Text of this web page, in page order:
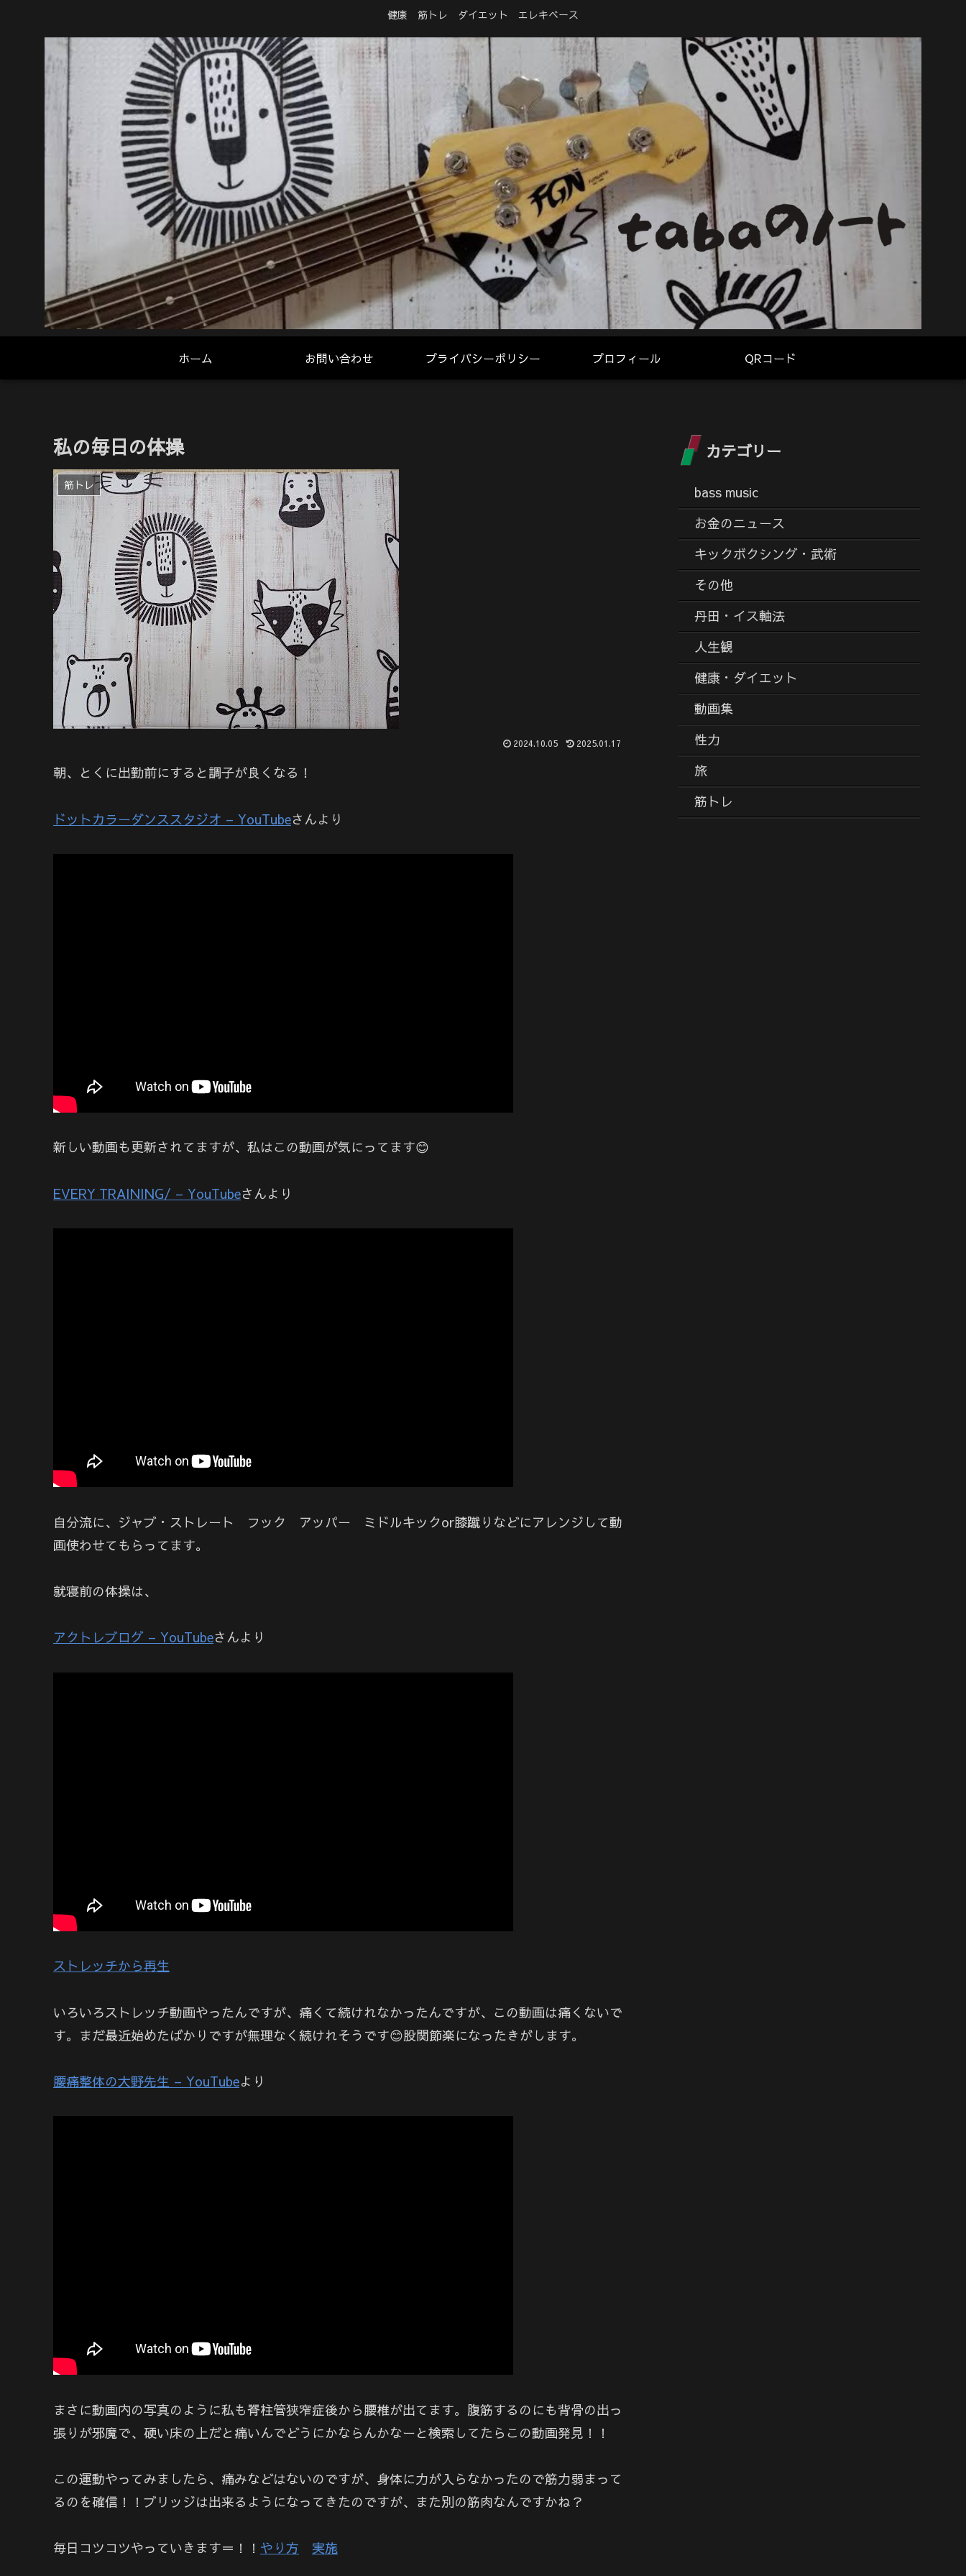
健康 筋トレ ダイエット エレキベース
ホーム お問い合わせ プライバシーポリシー プロフィール QRコード
私の毎日の体操
筋トレ
2024.10.05 2025.01.17
朝、とくに出勤前にすると調子が良くなる！
ドットカラーダンススタジオ – YouTubeさんより
新しい動画も更新されてますが、私はこの動画が気にってます😊
EVERY TRAINING/ – YouTubeさんより
自分流に、ジャブ・ストレート フック アッパー ミドルキックor膝蹴りなどにアレンジして動
画使わせてもらってます。
就寝前の体操は、
アクトレブログ – YouTubeさんより
ストレッチから再生
いろいろストレッチ動画やったんですが、痛くて続けれなかったんですが、この動画は痛くないで
す。まだ最近始めたばかりですが無理なく続けれそうです😊股関節楽になったきがします。
腰痛整体の大野先生 – YouTubeより
まさに動画内の写真のように私も脊柱管狭窄症後から腰椎が出てます。腹筋するのにも背骨の出っ
張りが邪魔で、硬い床の上だと痛いんでどうにかならんかなーと検索してたらこの動画発見！！
この運動やってみましたら、痛みなどはないのですが、身体に力が入らなかったので筋力弱まって
るのを確信！！ブリッジは出来るようになってきたのですが、また別の筋肉なんですかね？
毎日コツコツやっていきます＝！！ やり方 実施
カテゴリー
bass music
お金のニュース
キックボクシング・武術
その他
丹田・イス軸法
人生観
健康・ダイエット
動画集
性力
旅
筋トレ